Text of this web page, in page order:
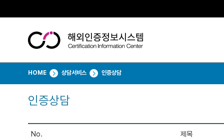
HOME 상담서비스 인증상담
인증상담
No. 제목